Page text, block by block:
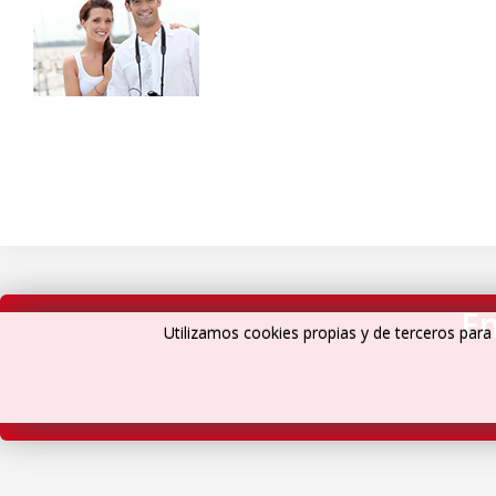
Utilizamos cookies propias y de terceros